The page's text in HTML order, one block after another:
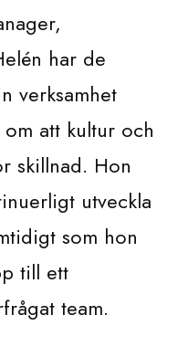
har de
verksamhet
att kultur och
skillnad. Hon
utveckla
som hon
till ett
team.